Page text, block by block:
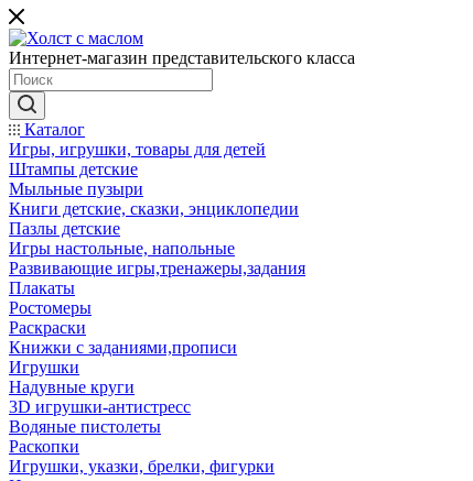
Интернет-магазин представительского класса
Каталог
Игры, игрушки, товары для детей
Штампы детские
Мыльные пузыри
Книги детские, сказки, энциклопедии
Пазлы детские
Игры настольные, напольные
Развивающие игры,тренажеры,задания
Плакаты
Ростомеры
Раскраски
Книжки с заданиями,прописи
Игрушки
Надувные круги
3D игрушки-антистресс
Водяные пистолеты
Раскопки
Игрушки, указки, брелки, фигурки